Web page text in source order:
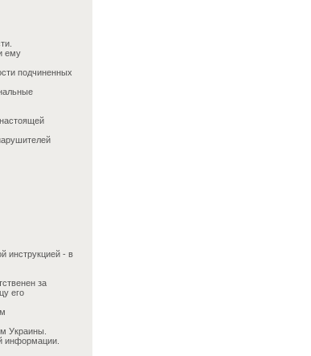
ему
подчиненных
инструкцией - в
за
его
Украины.
информации.